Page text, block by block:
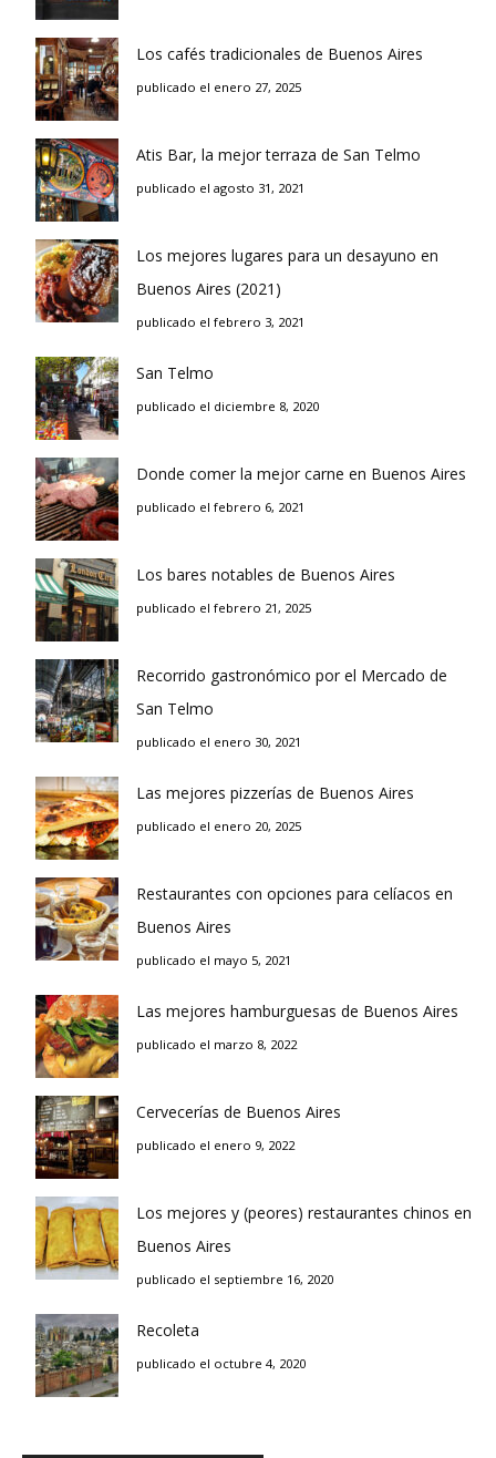
Los cafés tradicionales de Buenos Aires
publicado el enero 27, 2025
Atis Bar, la mejor terraza de San Telmo
publicado el agosto 31, 2021
Los mejores lugares para un desayuno en
Buenos Aires (2021)
publicado el febrero 3, 2021
San Telmo
publicado el diciembre 8, 2020
Donde comer la mejor carne en Buenos Aires
publicado el febrero 6, 2021
Los bares notables de Buenos Aires
publicado el febrero 21, 2025
Recorrido gastronómico por el Mercado de
San Telmo
publicado el enero 30, 2021
Las mejores pizzerías de Buenos Aires
publicado el enero 20, 2025
Restaurantes con opciones para celíacos en
Buenos Aires
publicado el mayo 5, 2021
Las mejores hamburguesas de Buenos Aires
publicado el marzo 8, 2022
Cervecerías de Buenos Aires
publicado el enero 9, 2022
Los mejores y (peores) restaurantes chinos en
Buenos Aires
publicado el septiembre 16, 2020
Recoleta
publicado el octubre 4, 2020